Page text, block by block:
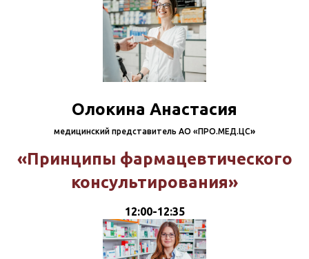
Олокина Анастасия
медицинский представитель АО «ПРО.МЕД.ЦС»
«Принципы фармацевтического
консультирования»
12:00-12:35